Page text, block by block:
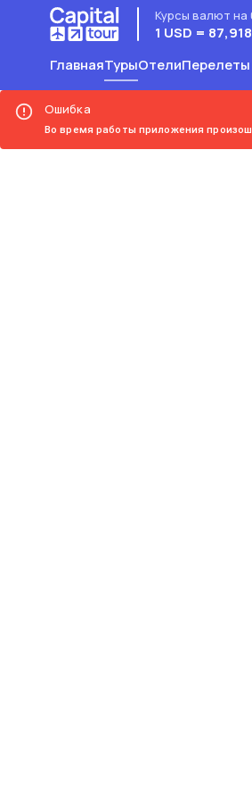
Курсы валют на
1 USD =
ГлавнаяТурыОтелиПерелеты
Ошибка
Во время работы приложения